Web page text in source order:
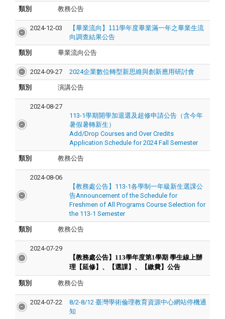
類別 教務公告
2024-12-03
【畢業流向】111學年度畢業滿一年之畢業生流
向調查結果公告
類別 畢業流向公告
2024-09-27 2024企業數位轉型新思維與創新應用研討會
類別 演講公告
2024-08-27
113-1學期開學加退選及超修申請公告（含今年
暑假暑轉新生）
Add/Drop Courses and Over Credits
Application Schedule for 2024 Fall Semester
類別 教務公告
2024-08-06
【教務處公告】113-1各學制一年級新生選課公
告Announcement of the Schedule for
Freshmen of All Programs Course Selection for
the 113-1 Semester
類別 教務公告
2024-07-29
【教務處公告】113學年度第1學期 學生線上辦
理【延修】、【選課】、【繳費】公告
類別 教務公告
2024-07-22
8/2-8/12 臺灣學術倫理教育資源中心網站停機通
知